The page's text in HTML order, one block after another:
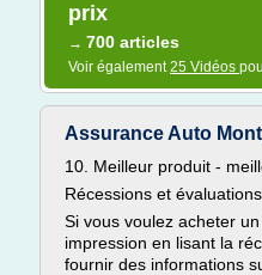
prix
→ 700 articles
Voir également25 Vidéos
Assurance Auto
10. Meilleur produit -
Récessions et évaluations
Si vous voulez acheter
impression en lisant la
fournir des informations